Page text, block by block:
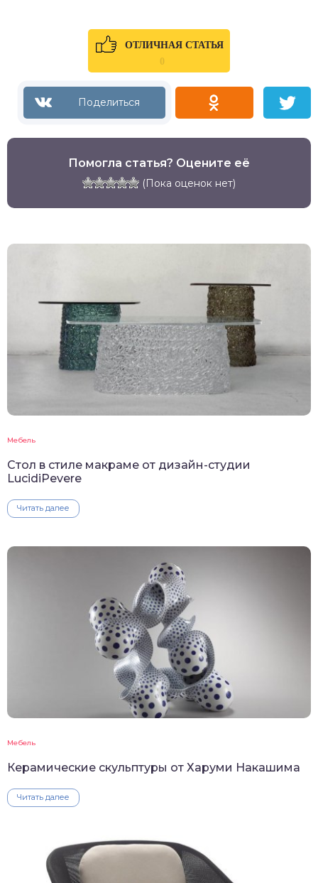
ОТЛИЧНАЯ СТАТЬЯ
0
Помогла статья? Оцените её
(Пока оценок нет)
Мебель
Стол в стиле макраме от дизайн-студии
LucidiPevere
Читать далее
Мебель
Керамические скульптуры от Харуми Накашима
Читать далее